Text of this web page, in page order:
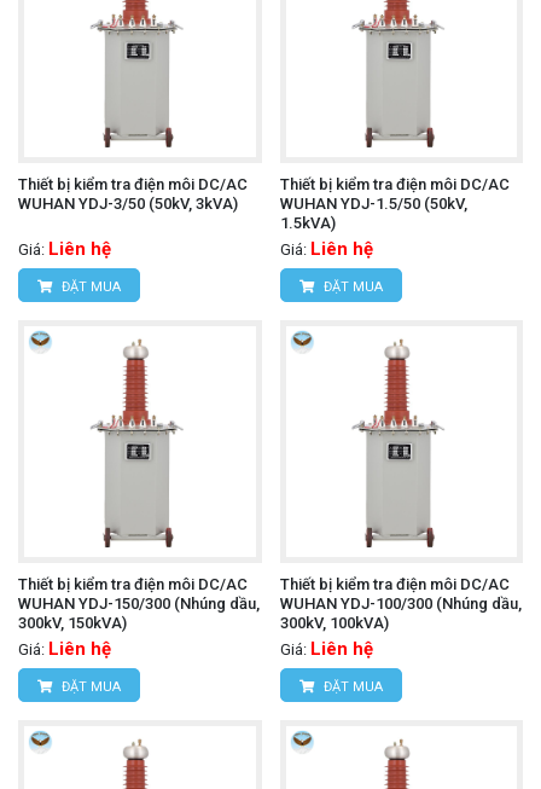
Thiết bị kiểm tra điện môi DC/AC
WUHAN YDJ-3/50 (50kV, 3kVA)
Giá: Liên hệ
ĐẶT MUA
Thiết bị kiểm tra điện môi DC/AC
WUHAN YDJ-1.5/50 (50kV,
1.5kVA)
Giá: Liên hệ
ĐẶT MUA
Thiết bị kiểm tra điện môi DC/AC
WUHAN YDJ-150/300 (Nhúng dầu,
300kV, 150kVA)
Giá: Liên hệ
ĐẶT MUA
Thiết bị kiểm tra điện môi DC/AC
WUHAN YDJ-100/300 (Nhúng dầu,
300kV, 100kVA)
Giá: Liên hệ
ĐẶT MUA